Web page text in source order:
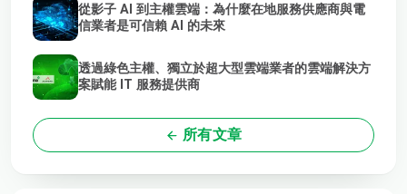
從影子 AI 到主權雲端：為什麼在地服務供應商與電
信業者是可信賴 AI 的未來
透過綠色主權、獨立於超大型雲端業者的雲端解決方
案賦能 IT 服務提供商
所有文章